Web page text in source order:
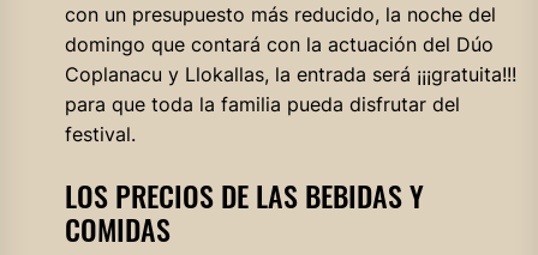
con un presupuesto más reducido, la noche del
domingo que contará con la actuación del Dúo
Coplanacu y Llokallas, la entrada será ¡¡¡gratuita!!!
para que toda la familia pueda disfrutar del
festival.
LOS PRECIOS DE LAS BEBIDAS Y
COMIDAS